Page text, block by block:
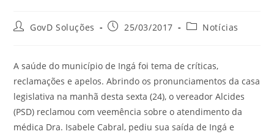
GovD Soluções 25/03/2017 Notícias
A saúde do município de Ingá foi tema de críticas,
reclamações e apelos. Abrindo os pronunciamentos da casa
legislativa na manhã desta sexta (24), o vereador Alcides
(PSD) reclamou com veemência sobre o atendimento da
médica Dra. Isabele Cabral, pediu sua saída de Ingá e